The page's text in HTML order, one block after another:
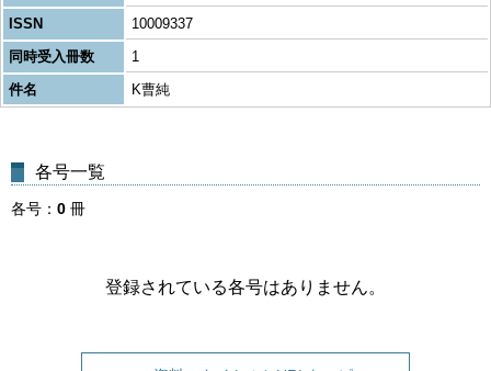
ISSN
10009337
同時受入冊数
1
件名
K曹純
各号一覧
各号 0 冊
登録されている各号はありません。